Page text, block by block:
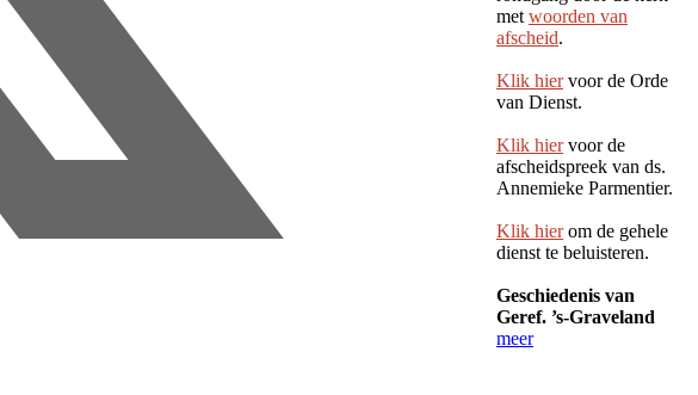
met woorden van
afscheid.
Klik hiervoor de Orde
van Dienst.
Klik hiervoor de
afscheidspreek van ds.
Annemieke Parmentier.
Klik hierom de gehele
dienst te beluisteren.
Geschiedenis van
Geref. ’s-Graveland
meer